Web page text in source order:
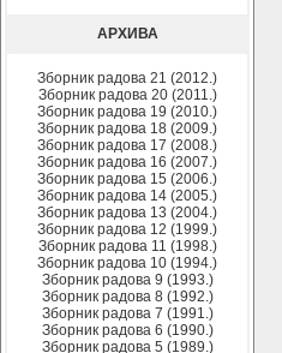
АРХИВА
Зборник радова 21 (2012.)
Зборник радова 20 (2011.)
Зборник радова 19 (2010.)
Зборник радова 18 (2009.)
Зборник радова 17 (2008.)
Зборник радова 16 (2007.)
Зборник радова 15 (2006.)
Зборник радова 14 (2005.)
Зборник радова 13 (2004.)
Зборник радова 12 (1999.)
Зборник радова 11 (1998.)
Зборник радова 10 (1994.)
Зборник радова 9 (1993.)
Зборник радова 8 (1992.)
Зборник радова 7 (1991.)
Зборник радова 6 (1990.)
Зборник радова 5 (1989.)